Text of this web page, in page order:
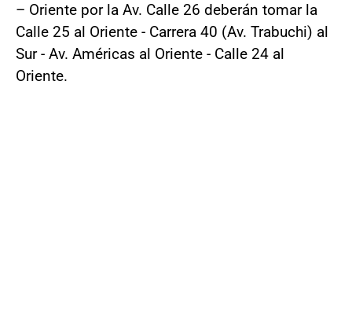
– Oriente por la Av. Calle 26 deberán tomar la
Calle 25 al Oriente - Carrera 40 (Av. Trabuchi) al
Sur - Av. Américas al Oriente - Calle 24 al
Oriente.